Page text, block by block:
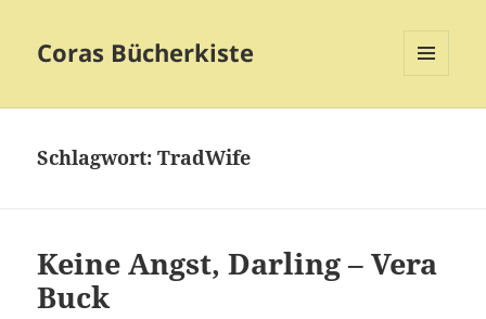
Coras Bücherkiste
Schlagwort:TradWife
Keine Angst, Darling – Vera
Buck